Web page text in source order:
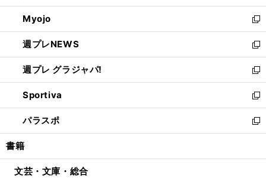
開
く
ウ
で
開
く
ン
ド
ウ
で
開
く
ウ
ィ
ン
ド
ウ
で
開
く
Myojo
新
し
い
ウ
ィ
ン
ド
ウ
で
開
週プレNEWS
新
し
い
ウ
ィ
ン
ド
ウ
開
週プレ グラジャパ!
新
し
い
ウ
ィ
ン
ウ
Sportiva
新
し
い
ウ
ン
パラスポ
新
し
ウ
書籍
文芸・文庫・総合